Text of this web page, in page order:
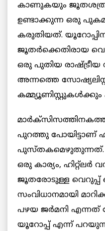
കാണുകയും
ഉണ്ടാക്കുന്ന ഒരു
കരുതിയത്.
ജൂതർക്കെതിരായ
ഒരു പുതിയ രാഷ്ട്രീയ
അന്നത്തെ
കമ്മ്യൂണിസ്റ്റുകൾക്കും
പുറത്തു പോയിട്ടാണ്
പുസ്തകമെഴുതുന്നത്.
ഒരു കാര്യം, ഹിറ്റ്‌ലർ
ജൂതരോടുള്ള വെറുപ്പ്
സംവിധാനമായി
പഴയ ജർമനി എന്നത്
യൂറോപ്പ് എന്ന്